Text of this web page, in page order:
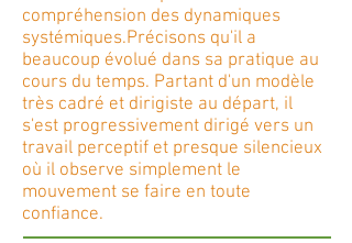
compréhension des dynamiques
systémiques.Précisons qu'il a
beaucoup évolué dans sa pratique au
cours du temps. Partant d'un modèle
très cadré et dirigiste au départ, il
s'est progressivement dirigé vers un
travail perceptif et presque silencieux
où il observe simplement le
mouvement se faire en toute
confiance.